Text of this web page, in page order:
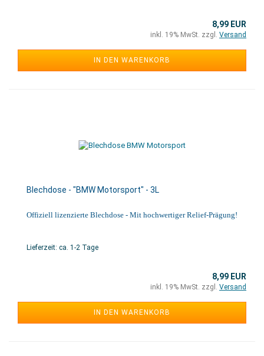
8,99 EUR
inkl. 19% MwSt. zzgl. Versand
IN DEN WARENKORB
Blechdose - "BMW Motorsport" - 3L
Offiziell lizenzierte Blechdose - Mit hochwertiger Relief-Prägung!
Lieferzeit: ca. 1-2 Tage
8,99 EUR
inkl. 19% MwSt. zzgl. Versand
IN DEN WARENKORB